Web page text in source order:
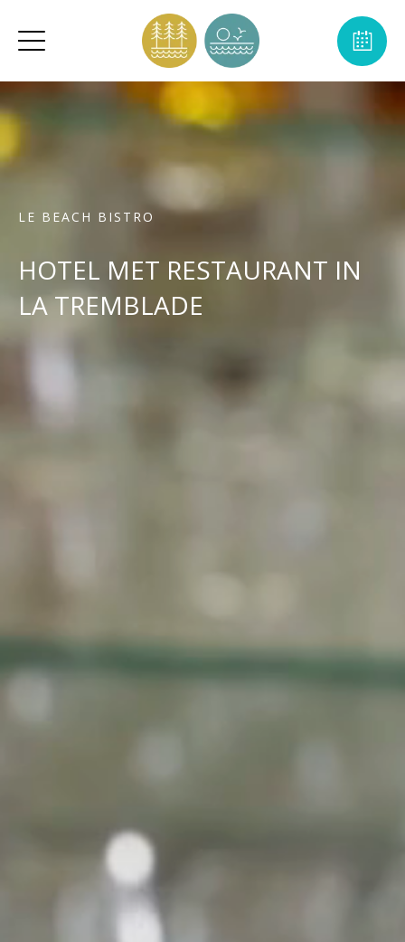
LE BEACH BISTRO
HOTEL MET RESTAURANT IN
LA TREMBLADE